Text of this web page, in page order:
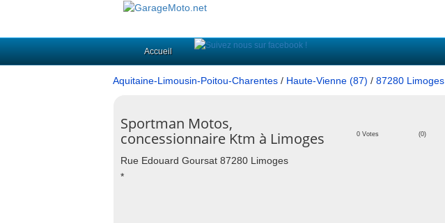
Accueil
Aquitaine-Limousin-Poitou-Charentes / Haute-Vienne (87) / 87280 Limoges
Sportman Motos,
concessionnaire Ktm à Limoges
0 Votes (0)
Rue Edouard Goursat 87280 Limoges
*